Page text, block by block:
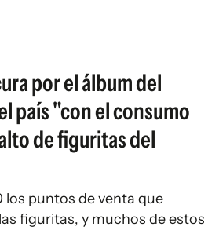
por el álbum del
país "con el consumo
de figuritas del
los puntos de venta que
figuritas, y muchos de estos